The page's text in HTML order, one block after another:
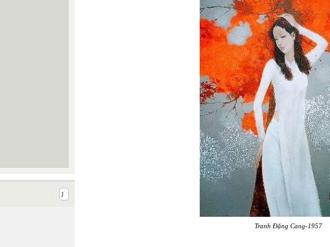
Tranh Đặng Cang-1957